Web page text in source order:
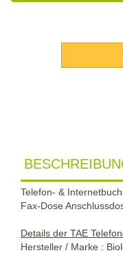
Telefon- &
Fax-Dose
Details der TAE
Hersteller / Marke :